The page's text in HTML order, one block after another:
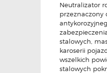
Neutralizator
przeznaczony
stalowych,
karoserii
wszelkich
stalowych